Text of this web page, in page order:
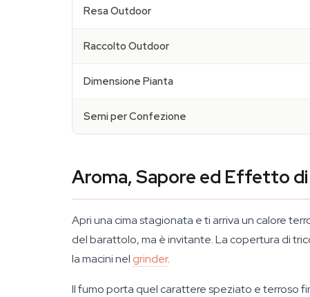
Resa Outdoor
Raccolto Outdoor
Dimensione Pianta
Semi per Confezione
Aroma, Sapore ed Effetto
Apri una cima stagionata e ti arriva un calore
del barattolo, ma è invitante. La copertura di
la macini nel grinder.
Il fumo porta quel carattere speziato e terroso